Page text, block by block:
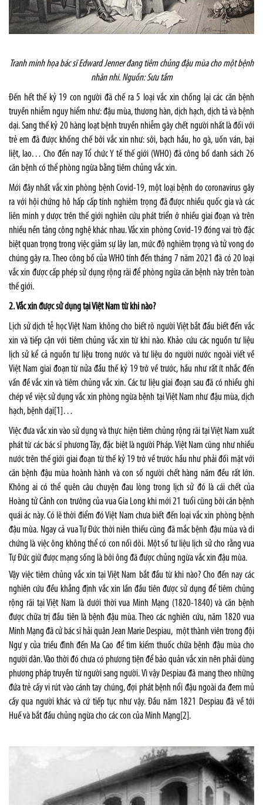
Tranh minh họa bác sĩ Edward Jenner đang tiêm chủng đậu mùa cho một bệnh
nhân nhi. Nguồn: Sưu tầm
Đến hết thế kỷ 19 con người đã chế ra 5 loại vắc xin chống lại các căn bệnh
truyền nhiễm nguy hiểm như: đậu mùa, thương hàn, dịch hạch, dịch tả và bệnh
dại. Sang thế kỷ 20 hàng loạt bệnh truyền nhiễm gây chết người nhất là đối với
trẻ em đã được khống chế bởi vắc xin như: sởi, bạch hầu, ho gà, uốn ván, bại
liệt, lao… Cho đến nay Tổ chức Y tế thế giới (WHO) đã công bố danh sách 26
căn bệnh có thể phòng ngừa bằng tiêm chủng vắc xin.
Mới đây nhất vắc xin phòng bệnh Covid-19, một loại bệnh do coronavirus gây
ra với hội chứng hô hấp cấp tính nghiêm trọng đã được nhiều quốc gia và các
liên minh y dược trên thế giới nghiên cứu phát triển ở nhiều giai đoạn và trên
nhiều nền tảng công nghệ khác nhau. Vắc xin phòng Covid-19 đóng vai trò đặc
biệt quan trọng trong việc giảm sự lây lan, mức độ nghiêm trọng và tử vong do
chúng gây ra. Theo công bố của WHO tính đến tháng 7 năm 2021 đã có 20 loại
vắc xin được cấp phép sử dụng rộng rãi để phòng ngừa căn bệnh này trên toàn
thế giới.
2. Vắc xin được sử dụng tại Việt Nam từ khi nào?
Lịch sử dịch tễ học Việt Nam không cho biết rõ người Việt bắt đầu biết đến vắc
xin và tiếp cận với tiêm chủng vắc xin từ khi nào. Khảo cứu các nguồn tư liệu
lịch sử kể cả nguồn tư liệu trong nước và tư liệu do người nước ngoài viết về
Việt Nam giai đoạn từ nửa đầu thế kỷ 19 trở về trước, hầu như rất ít nhắc đến
vấn đề vắc xin và tiêm chủng vắc xin. Các tư liệu giai đoạn sau đã có nhiều ghi
chép về việc sử dụng vắc xin phòng ngừa bệnh tại Việt Nam như đậu mùa, dịch
hạch, bệnh dại [1] …
Việc đưa vắc xin vào sử dụng và thực hiện tiêm chủng rộng rãi tại Việt Nam xuất
phát từ các bác sĩ phương Tây, đặc biệt là người Pháp. Việt Nam cũng như nhiều
nước trên thế giới giai đoạn từ thế kỷ 19 trở về trước hầu như phải đối mặt với
căn bệnh đậu mùa hoành hành và con số người chết hàng năm đều rất lớn.
Không ai có thể quên câu chuyện đau lòng trong lịch sử đó là cái chết của
Hoàng tử Cảnh con trưởng của vua Gia Long khi mới 21 tuổi cũng bởi căn bệnh
quái ác này. Có lẽ thời điểm đó Việt Nam chưa biết đến loại vắc xin phòng bệnh
đậu mùa. Ngay cả vua Tự Đức thời niên thiếu cũng đã mắc bệnh đậu mùa và di
chứng là việc ông không thể có con nối dõi. Một số tư liệu lịch sử cho rằng vua
Tự Đức giữ được mạng sống là bởi ông đã được chủng ngừa vắc xin đậu mùa.
Vậy việc tiêm chủng vắc xin tại Việt Nam bắt đầu từ khi nào? Cho đến nay các
nghiên cứu đều khẳng định vắc xin lần đầu tiên được sử dụng để tiêm chủng
rộng rãi tại Việt Nam là dưới thời vua Minh Mạng (1820-1840) và căn bệnh
được chữa trị đầu tiên là bệnh đậu mùa. Theo các nghiên cứu, năm 1820 vua
Minh Mạng đã cử bác sĩ hải quân Jean Marie Despiau, một thành viên trong đội
Ngự y của triều đình đến Ma Cao để tìm kiếm thuốc chữa bệnh đậu mùa cho
người dân. Vào thời đó chưa có phương tiện để bảo quản vắc xin nên phải dùng
phương pháp truyền từ người sang người. Vì vậy Despiau đã mang theo những
đứa trẻ cấy vi rút vào cánh tay chúng, đợi phát bệnh nổi đậu ngoài da đem mủ
cấy qua người khác và cứ tiếp tục như vậy. Đầu năm 1821 Despiau đã về tới
Huế và bắt đầu chủng ngừa cho các con của Minh Mạng [2] .